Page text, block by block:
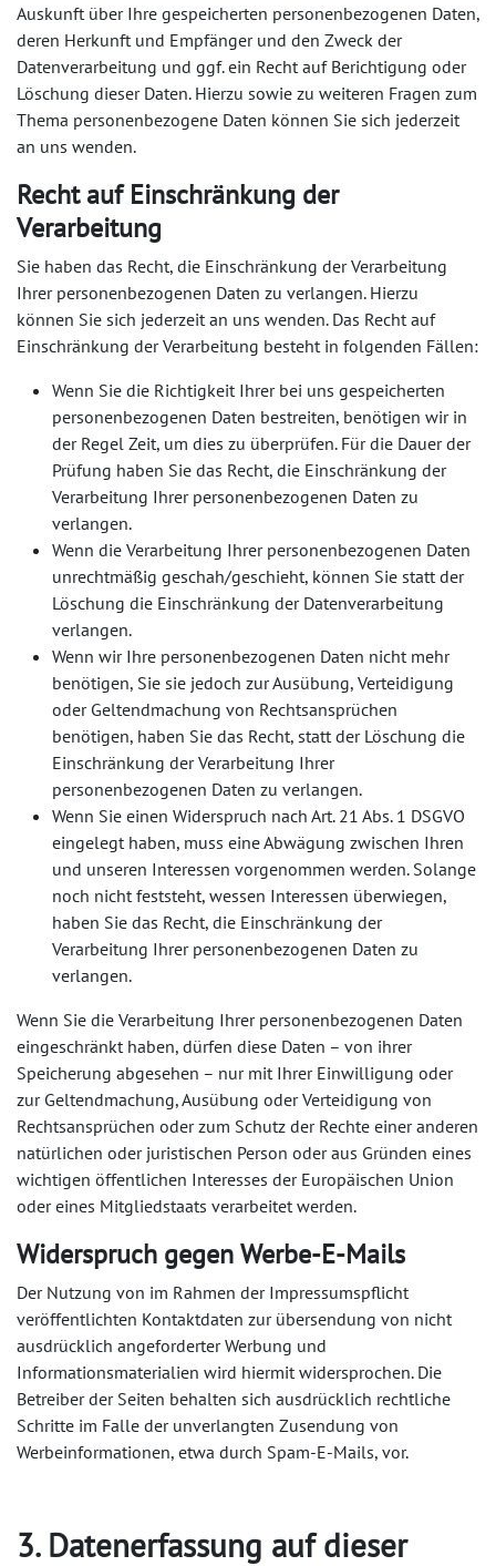
Auskunft über Ihre gespeicherten personenbezogenen Daten,
deren Herkunft und Empfänger und den Zweck der
Datenverarbeitung und ggf. ein Recht auf Berichtigung oder
Löschung dieser Daten. Hierzu sowie zu weiteren Fragen zum
Thema personenbezogene Daten können Sie sich jederzeit
an uns wenden.
Recht auf Einschränkung der
Verarbeitung
Sie haben das Recht, die Einschränkung der Verarbeitung
Ihrer personenbezogenen Daten zu verlangen. Hierzu
können Sie sich jederzeit an uns wenden. Das Recht auf
Einschränkung der Verarbeitung besteht in folgenden Fällen:
Wenn Sie die Richtigkeit Ihrer bei uns gespeicherten
personenbezogenen Daten bestreiten, benötigen wir in
der Regel Zeit, um dies zu überprüfen. Für die Dauer der
Prüfung haben Sie das Recht, die Einschränkung der
Verarbeitung Ihrer personenbezogenen Daten zu
verlangen.
Wenn die Verarbeitung Ihrer personenbezogenen Daten
unrechtmäßig geschah/geschieht, können Sie statt der
Löschung die Einschränkung der Datenverarbeitung
verlangen.
Wenn wir Ihre personenbezogenen Daten nicht mehr
benötigen, Sie sie jedoch zur Ausübung, Verteidigung
oder Geltendmachung von Rechtsansprüchen
benötigen, haben Sie das Recht, statt der Löschung die
Einschränkung der Verarbeitung Ihrer
personenbezogenen Daten zu verlangen.
Wenn Sie einen Widerspruch nach Art. 21 Abs. 1 DSGVO
eingelegt haben, muss eine Abwägung zwischen Ihren
und unseren Interessen vorgenommen werden. Solange
noch nicht feststeht, wessen Interessen überwiegen,
haben Sie das Recht, die Einschränkung der
Verarbeitung Ihrer personenbezogenen Daten zu
verlangen.
Wenn Sie die Verarbeitung Ihrer personenbezogenen Daten
eingeschränkt haben, dürfen diese Daten – von ihrer
Speicherung abgesehen – nur mit Ihrer Einwilligung oder
zur Geltendmachung, Ausübung oder Verteidigung von
Rechtsansprüchen oder zum Schutz der Rechte einer anderen
natürlichen oder juristischen Person oder aus Gründen eines
wichtigen öffentlichen Interesses der Europäischen Union
oder eines Mitgliedstaats verarbeitet werden.
Widerspruch gegen Werbe-E-Mails
Der Nutzung von im Rahmen der Impressumspflicht
veröffentlichten Kontaktdaten zur übersendung von nicht
ausdrücklich angeforderter Werbung und
Informationsmaterialien wird hiermit widersprochen. Die
Betreiber der Seiten behalten sich ausdrücklich rechtliche
Schritte im Falle der unverlangten Zusendung von
Werbeinformationen, etwa durch Spam-E-Mails, vor.
3. Datenerfassung auf dieser